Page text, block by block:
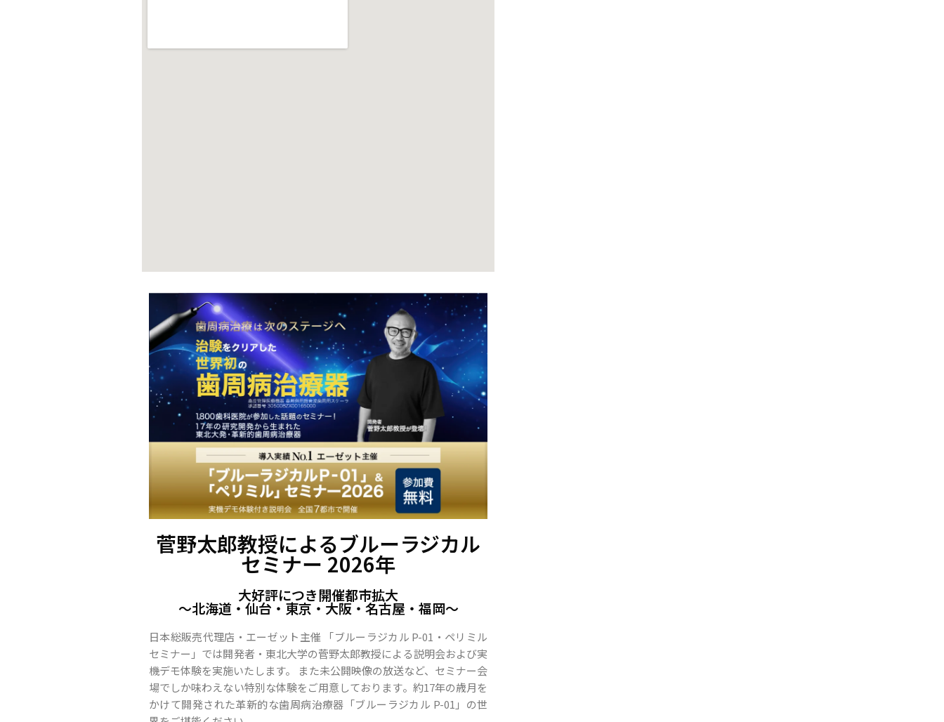
菅野太郎教授によるブルーラジカル
セミナー 2026年
大好評につき開催都市拡大
〜北海道・仙台・東京・大阪・名古屋・福岡〜
日本総販売代理店・エーゼット主催 「ブルーラジカル P-01・ペリミル
セミナー」では開発者・東北大学の菅野太郎教授による説明会および実
機デモ体験を実施いたします。 また未公開映像の放送など、セミナー会
場でしか味わえない特別な体験をご用意しております。約17年の歳月を
かけて開発された革新的な歯周病治療器「ブルーラジカル P-01」の世